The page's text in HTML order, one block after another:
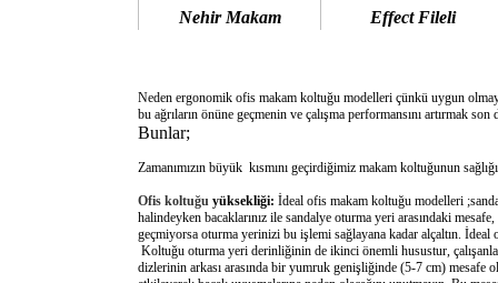
Nehir Makam Effect Fileli
Neden ergonomik ofis makam koltuğu modelleri çünkü uygun
bu ağrıların önüne geçmenin ve çalışma performansını artırmak
Bunlar;
Zamanımızın büyük kısmını geçirdiğimiz makam koltuğunun
Ofis koltuğu yüksekliği: İdeal ofis makam koltuğu modelleri
halindeyken bacaklarınız ile sandalye oturma yeri arasındaki
geçmiyorsa oturma yerinizi bu işlemi sağlayana kadar alçaltın.
Koltuğu oturma yeri derinliğinin de ikinci önemli husustur,
dizlerinin arkası arasında bir yumruk genişliğinde (5-7 cm) mesafe